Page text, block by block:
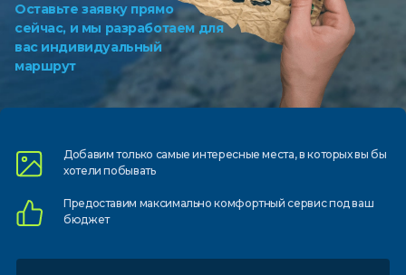
Оставьте заявку прямо
сейчас, и мы разработаем для
вас индивидуальный
маршрут
Добавим только самыеинтересные места, в которыхвы бы
хотели побывать
Предоставим максимально комфортныйсервис под ваш
бюджет